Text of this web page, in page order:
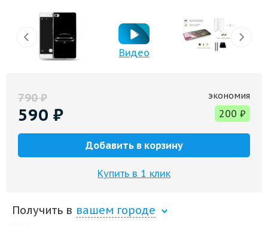
Видео
790₽
590 ₽
экономия
200 ₽
Добавить в корзину
Купить в 1 клик
Получить в вашем городе